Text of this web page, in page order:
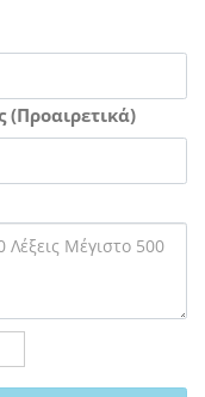
(Προαιρετικά)